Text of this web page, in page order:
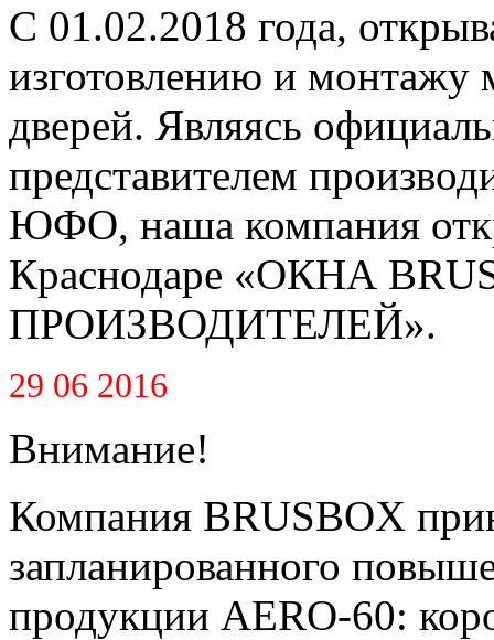
С 01.02.2018 года,
изготовлению и монтажу
дверей. Являясь
представителем
ЮФО, наша компания
Краснодаре «ОКНА
ПРОИЗВОДИТЕЛЕЙ».
29 06 2016
Внимание!
Компания BRUSBOX
запланированного
продукции AERO-60: